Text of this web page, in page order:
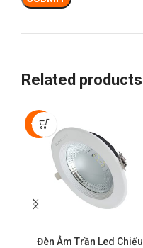
Related products
-50%
Đèn Âm Trần Led Chiếu